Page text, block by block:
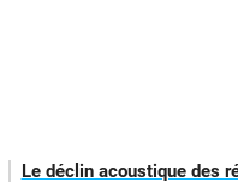
Le déclin acoustique des